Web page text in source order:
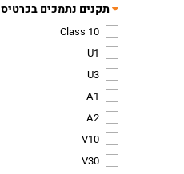
תקנים נתמכים בכרטיס
Class 10
U1
U3
A1
A2
V10
V30